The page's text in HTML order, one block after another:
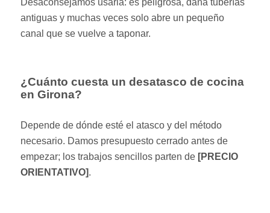
Desaconsejamos usarla: es peligrosa, daña tuberías
antiguas y muchas veces solo abre un pequeño
canal que se vuelve a taponar.
¿Cuánto cuesta un desatasco de cocina
en Girona?
Depende de dónde esté el atasco y del método
necesario. Damos presupuesto cerrado antes de
empezar; los trabajos sencillos parten de [PRECIO
ORIENTATIVO].